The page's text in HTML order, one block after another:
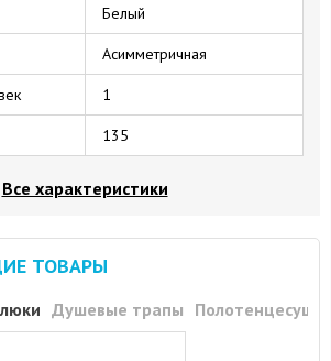
Белый
Асимметричная
1
135
Все характеристики
ТОВАРЫ
Душевые трапы